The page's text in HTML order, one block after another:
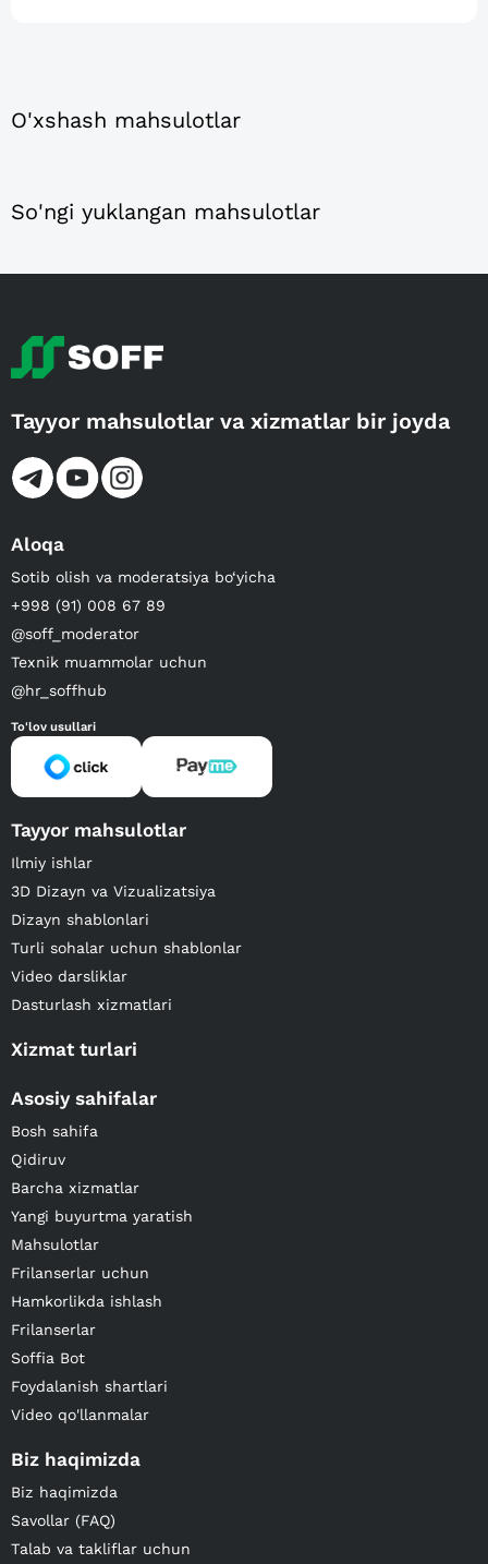
O'xshash mahsulotlar
So'ngi yuklangan mahsulotlar
Tayyor mahsulotlar va xizmatlar bir joyda
Aloqa
Sotib olish va moderatsiya bo‘yicha
+998 (91) 008 67 89
@soff_moderator
Texnik muammolar uchun
@hr_soffhub
To'lov usullari
Tayyor mahsulotlar
Ilmiy ishlar
3D Dizayn va Vizualizatsiya
Dizayn shablonlari
Turli sohalar uchun shablonlar
Video darsliklar
Dasturlash xizmatlari
Xizmat turlari
Asosiy sahifalar
Bosh sahifa
Qidiruv
Barcha xizmatlar
Yangi buyurtma yaratish
Mahsulotlar
Frilanserlar uchun
Hamkorlikda ishlash
Frilanserlar
Soffia Bot
Foydalanish shartlari
Video qo'llanmalar
Biz haqimizda
Biz haqimizda
Savollar (FAQ)
Talab va takliflar uchun